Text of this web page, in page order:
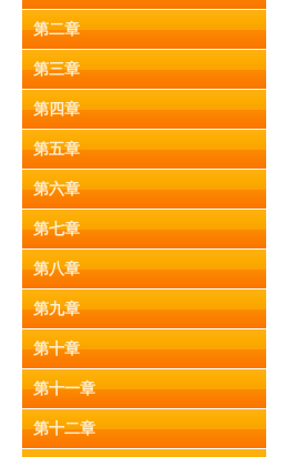
第二章
第三章
第四章
第五章
第六章
第七章
第八章
第九章
第十章
第十一章
第十二章